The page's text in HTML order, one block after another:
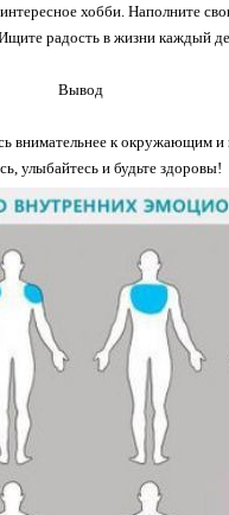
хобби. Наполните
радость в жизни каждый
Вывод
внимательнее к окружающим и
улыбайтесь и будьте здоровы!